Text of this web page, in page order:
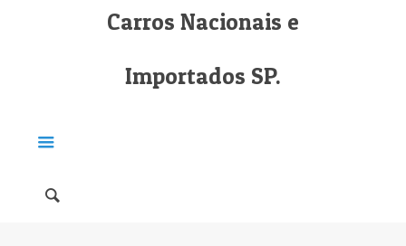
Carros Nacionais e
Importados SP.